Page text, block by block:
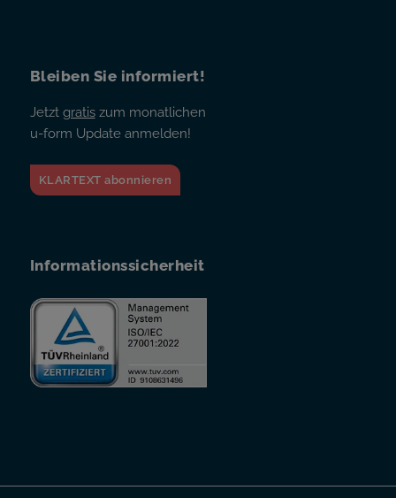
Bleiben Sie informiert!
Jetzt gratiszum monatlichen
u-form Update anmelden!
KLARTEXT abonnieren
Informationssicherheit